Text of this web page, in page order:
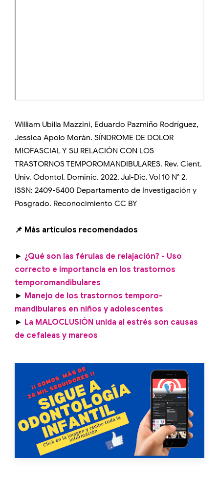
William Ubilla Mazzini, Eduardo Pazmiño Rodríguez,
Jessica Apolo Morán. SÍNDROME DE DOLOR
MIOFASCIAL Y SU RELACIÓN CON LOS
TRASTORNOS TEMPOROMANDIBULARES. Rev. Cient.
Univ. Odontol. Dominic. 2022. Jul-Dic. Vol 10 N° 2.
ISSN: 2409-5400 Departamento de Investigación y
Posgrado. Reconocimiento CC BY
📌 Más artículos recomendados
► ¿Qué son las férulas de relajación? - Uso
correcto e importancia en los trastornos
temporomandibulares
► Manejo de los trastornos temporo-
mandibulares en niños y adolescentes
► La MALOCLUSIÓN unida al estrés son causas
de cefaleas y mareos